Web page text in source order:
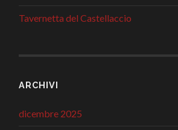
Tavernetta del Castellaccio
ARCHIVI
dicembre 2025